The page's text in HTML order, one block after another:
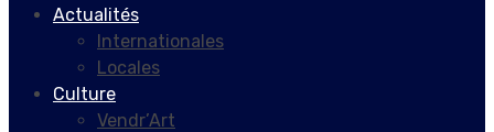
Actualités
Internationales
Locales
Culture
Vendr’Art